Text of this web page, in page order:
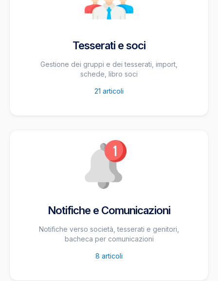
Tesserati e soci
Gestione dei gruppi e dei tesserati, import,
schede, libro soci
21 articoli
Notifiche e Comunicazioni
Notifiche verso società, tesserati e genitori,
bacheca per comunicazioni
8 articoli